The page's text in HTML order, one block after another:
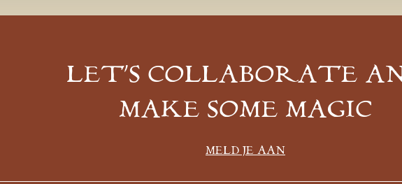
LET’S COLLABORATE
MAKE SOME MAGIC
MELD JE AAN